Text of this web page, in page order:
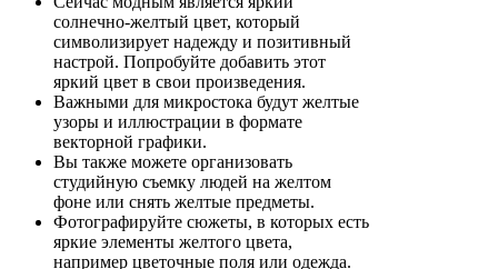
солнечно-желтый цвет, который
символизирует надежду и позитивный
настрой. Попробуйте добавить этот
яркий цвет в свои произведения.
Важными для микростока будут желтые
узоры и иллюстрации в формате
векторной графики.
Вы также можете организовать
студийную съемку людей на желтом
фоне или снять желтые предметы.
Фотографируйте сюжеты, в которых есть
яркие элементы желтого цвета,
например цветочные поля или одежда.